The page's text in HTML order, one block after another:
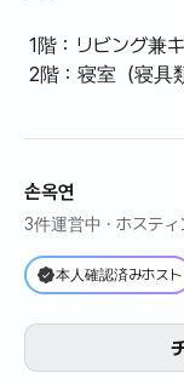
1階：リビング兼
2階：寝室（寝具
손옥연
3件運営中 · ホステ
本人確認済みホスト